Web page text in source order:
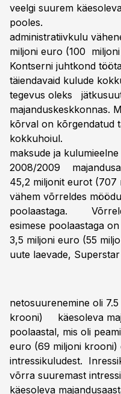
veelgi suurem
pooles.
administratiivkulu
miljoni euro (100
Kontserni juhtkond
täiendavaid kulude
tegevus oleks
majanduskeskkonnas.
kõrval on kõrgendatud
kokkuhoiul.
maksude ja
2008/2009
45,2 miljonit eurot (707
vähem võrreldes
poolaastaga.
esimese poolaastaga
3,5 miljoni euro (55
uute laevade,
netosuurenemine oli
krooni) käesoleva
poolaastal, mis oli
euro (69 miljoni
intressikuludest.
võrra suuremast
käesoleva